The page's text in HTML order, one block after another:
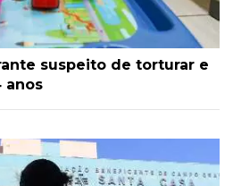
suspeito de torturar e
anos